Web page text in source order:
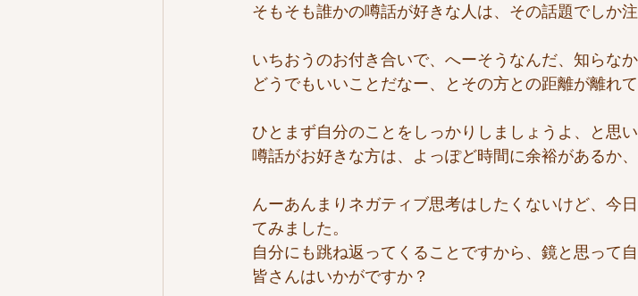
そもそも誰かの噂話が好きな人は、その話題でしか
いちおうのお付き合いで、へーそうなんだ、知らな
どうでもいいことだなー、とその方との距離が離れ
ひとまず自分のことをしっかりしましょうよ、と思い
噂話がお好きな方は、よっぽど時間に余裕があるか、
んーあんまりネガティブ思考はしたくないけど、今
てみました。
自分にも跳ね返ってくることですから、鏡と思って
皆さんはいかがですか？